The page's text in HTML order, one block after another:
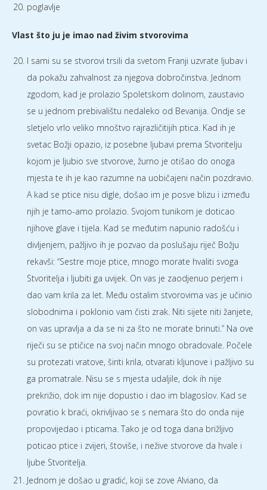
poglavlje
Vlast što ju je imao nad živim stvorovima
I sami su se stvorovi trsili da svetom Franji uzvrate ljubav i
da pokažu zahvalnost za njegova dobročinstva. Jednom
zgodom, kad je prolazio Spoletskom dolinom, zaustavio
se u jednom prebivalištu nedaleko od Bevanija. Ondje se
sletjelo vrlo veliko mnoštvo rajrazličitijih ptica. Kad ih je
svetac Božji opazio, iz posebne ljubavi prema Stvoritelju
kojom je ljubio sve stvorove, žurno je otišao do onoga
mjesta te ih je kao razumne na uobičajeni način pozdravio.
A kad se ptice nisu digle, došao im je posve blizu i između
njih je tamo-amo prolazio. Svojom tunikom je doticao
njihove glave i tijela. Kad se međutim napunio radošću i
divljenjem, pažljivo ih je pozvao da poslušaju riječ Božju
rekavši: “Sestre moje ptice, mnogo morate hvaliti svoga
Stvoritelja i ljubiti ga uvijek. On vas je zaodjenuo perjem i
dao vam krila za let. Među ostalim stvorovima vas je učinio
slobodnima i poklonio vam čisti zrak. Niti sijete niti žanjete,
on vas upravlja a da se ni za što ne morate brinuti.” Na ove
riječi su se ptičice na svoj način mnogo obradovale. Počele
su protezati vratove, širiti krila, otvarati kljunove i pažljivo su
ga promatrale. Nisu se s mjesta udaljile, dok ih nije
prekrižio, dok im nije dopustio i dao im blagoslov. Kad se
povratio k braći, okrivljivao se s nemara što do onda nije
propovijedao i pticama. Tako je od toga dana brižljivo
poticao ptice i zvijeri, štoviše, i nežive stvorove da hvale i
ljube Stvoritelja.
Jednom je došao u gradić, koji se zove Alviano, da